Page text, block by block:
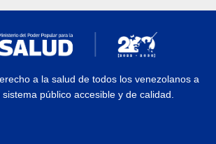
a la salud de todos los venezolanos a
público accesible y de calidad.